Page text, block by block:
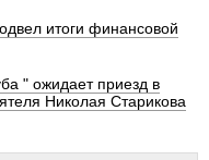
итоги финансовой
" ожидает приезд в
Николая Старикова